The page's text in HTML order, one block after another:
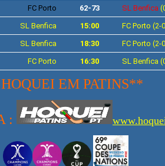
FC Porto 62-73 SL Benfica
SL Benfica 15:00
FC Porto (2-
SL Benfica 18:30
FC Porto (2-
FC Porto 16:30 SL Benfica
EM PATINS**
: